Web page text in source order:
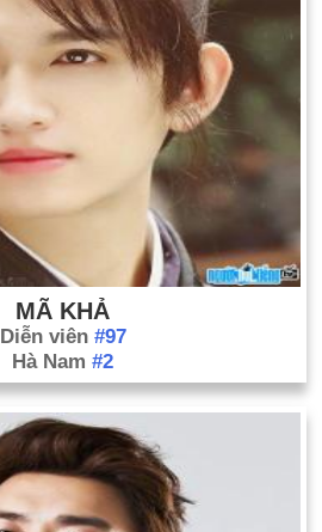
MÃ KHẢ
Diễn viên #97
Hà Nam #2